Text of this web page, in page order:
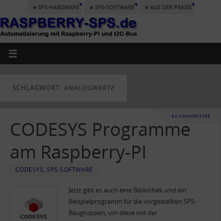
■ SPS-HARDWARE ■ SPS-SOFTWARE ■ AUS DER PRAXIS
SCHLAGWORT: ANALOGWERTE
54 KOMMENTARE
CODESYS Programme
am Raspberry-PI
CODESYS, SPS-SOFTWARE
Jetzt gibt es auch eine Bibliothek und ein
Beispielprogramm für die vorgestellten SPS-
Baugruppen, um diese mit der